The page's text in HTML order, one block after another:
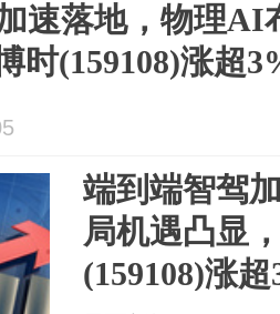
速落地，物理AI
时(159108)涨超
端到端智驾
局机遇凸显
(159108)涨